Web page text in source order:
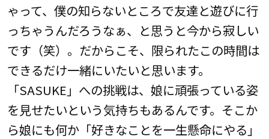
ゃって、僕の知らないところで友達と遊びに行
っちゃうんだろうなぁ、と思うと今から寂しい
です（笑）。だからこそ、限られたこの時間は
できるだけ一緒にいたいと思います。
「SASUKE」への挑戦は、娘に頑張っている姿
を見せたいという気持ちもあるんです。そこか
ら娘にも何か「好きなことを一生懸命にやる」